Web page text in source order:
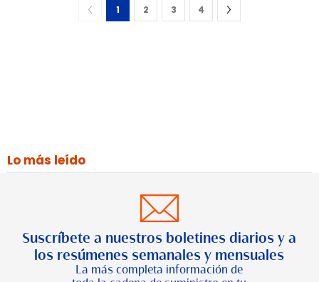
1 2 3 4
Lo más leído
Suscríbete a nuestros boletines diarios y a
los resúmenes semanales y mensuales
La más completa información de